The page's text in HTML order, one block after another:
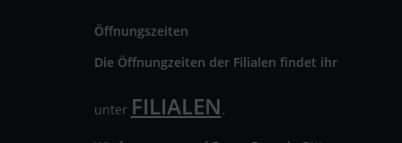
Öffnungszeiten
Die Öffnungzeiten der Filialen findet ihr
unter FILIALEN.